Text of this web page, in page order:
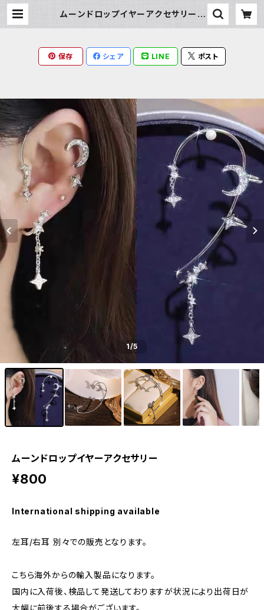
ムーンドロップイヤーアクセサリー |
保存 シェア LINE ポスト
1/5
ムーンドロップイヤーアクセサリー
¥800
International shipping available
左耳/右耳 別々での販売となります。
こちら海外からの輸入製品になります。
国内に入荷後、検品して発送しておりますが状況により出荷日が
大幅に前後する場合がございます。